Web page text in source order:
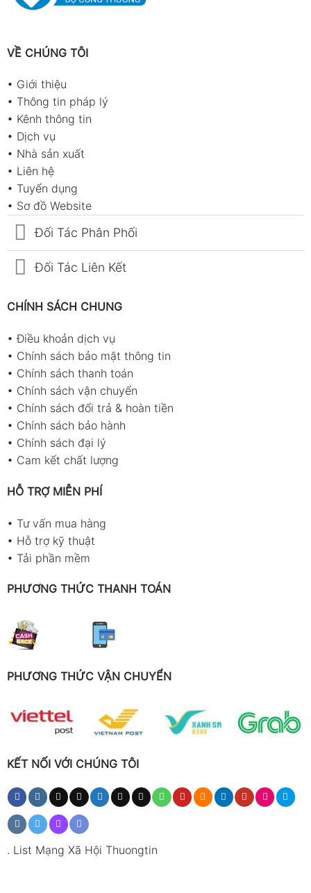
VỀ CHÚNG TÔI
• Giới thiệu
• Thông tin pháp lý
• Kênh thông tin
• Dịch vụ
• Nhà sản xuất
• Liên hệ
• Tuyển dụng
• Sơ đồ Website
Đối Tác Phân Phối
Đối Tác Liên Kết
CHÍNH SÁCH CHUNG
•Điều khoản dịch vụ
• Chính sách bảo mật thông tin
• Chính sách thanh toán
• Chính sách vận chuyển
• Chính sách đổi trả & hoàn tiền
• Chính sách bảo hành
• Chính sách đại lý
• Cam kết chất lượng
HỖ TRỢ MIỄN PHÍ
• Tư vấn mua hàng
• Hỗ trợ kỹ thuật
• Tải phần mềm
PHƯƠNG THỨC THANH TOÁN
PHƯƠNG THỨC VẬN CHUYỂN
KẾT NỐI VỚI CHÚNG TÔI
. List Mạng Xã Hội Thuongtin